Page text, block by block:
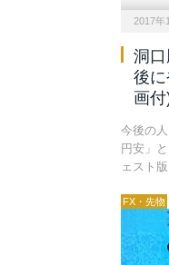
2017年
洞
後に
画付
今後の
円安」
ェスト
FX・先物